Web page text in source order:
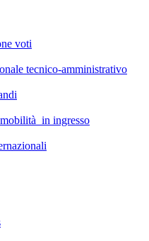
voti
tecnico-amministrativo
in ingresso